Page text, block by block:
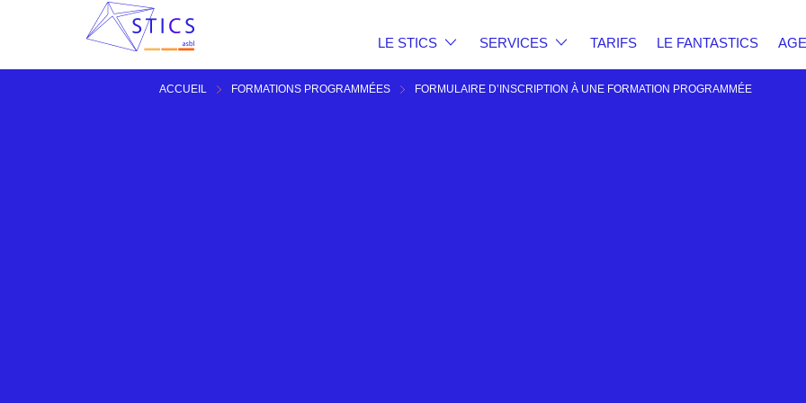
LE STICS SERVICES TARIFS LE FANTASTICS
ACCUEIL FORMATIONS PROGRAMMÉES FORMULAIRE D’INSCRIPTION À UNE FORMATION PROGRAMMÉE